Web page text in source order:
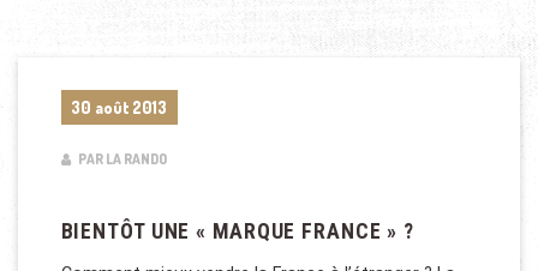
30 août 2013
PAR LA RANDO
BIENTÔT UNE « MARQUE FRANCE » ?